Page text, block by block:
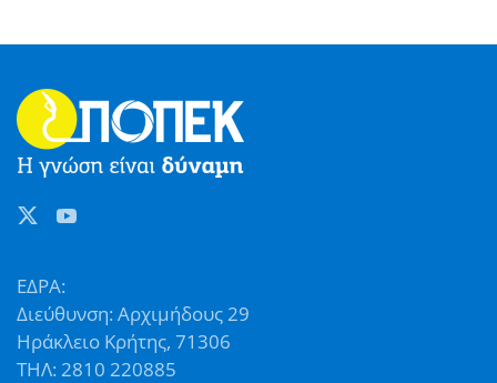
ΕΔΡΑ:
Διεύθυνση: Αρχιμήδους 29
Ηράκλειο Κρήτης, 71306
ΤΗΛ: 2810 220885